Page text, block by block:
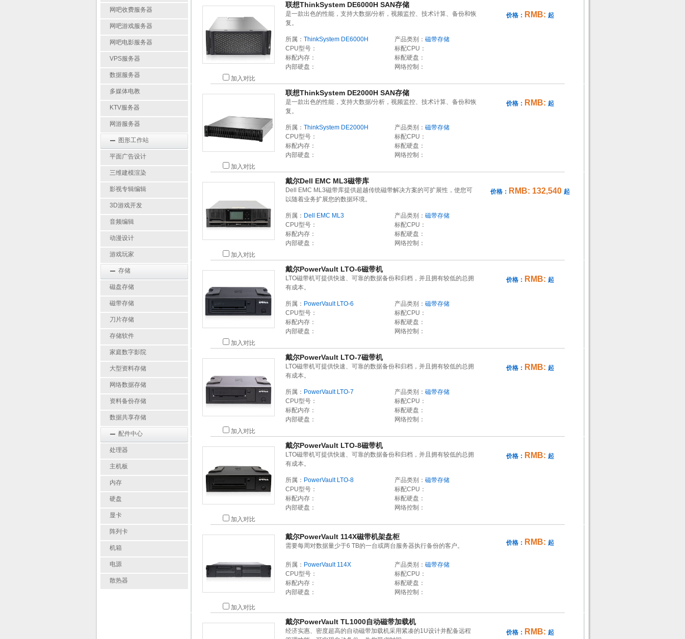
网吧收费服务器
网吧游戏服务器
网吧电影服务器
VPS服务器
数据服务器
多媒体电教
KTV服务器
网游服务器
图形工作站
平面广告设计
三维建模渲染
影视专辑编辑
3D游戏开发
音频编辑
动漫设计
游戏玩家
存储
磁盘存储
磁带存储
刀片存储
存储软件
家庭数字影院
大型资料存储
网络数据存储
资料备份存储
数据共享存储
配件中心
处理器
主机板
内存
硬盘
显卡
阵列卡
机箱
电源
散热器
加入对比
联想ThinkSystem DE6000H SAN存储
价格： RMB: 起
是一款出色的性能，支持大数据/分析，视频监控、技术计算、备份和恢
复。
所属： ThinkSystem DE6000H 产品类别： 磁带存储
CPU型号：
标配CPU：
标配内存：
标配硬盘：
内部硬盘：
网络控制：
加入对比
联想ThinkSystem DE2000H SAN存储
价格： RMB: 起
是一款出色的性能，支持大数据/分析，视频监控、技术计算、备份和恢
复。
所属： ThinkSystem DE2000H 产品类别： 磁带存储
CPU型号：
标配CPU：
标配内存：
标配硬盘：
内部硬盘：
网络控制：
加入对比
戴尔Dell EMC ML3磁带库
价格： RMB: 132,540 起
Dell EMC ML3磁带库提供超越传统磁带解决方案的可扩展性，使您可
以随着业务扩展您的数据环境。
所属： Dell EMC ML3 产品类别： 磁带存储
CPU型号：
标配CPU：
标配内存：
标配硬盘：
内部硬盘：
网络控制：
加入对比
戴尔PowerVault LTO-6磁带机
价格： RMB: 起
LTO磁带机可提供快速、可靠的数据备份和归档，并且拥有较低的总拥
有成本。
所属： PowerVault LTO-6 产品类别： 磁带存储
CPU型号：
标配CPU：
标配内存：
标配硬盘：
内部硬盘：
网络控制：
加入对比
戴尔PowerVault LTO-7磁带机
价格： RMB: 起
LTO磁带机可提供快速、可靠的数据备份和归档，并且拥有较低的总拥
有成本。
所属： PowerVault LTO-7 产品类别： 磁带存储
CPU型号：
标配CPU：
标配内存：
标配硬盘：
内部硬盘：
网络控制：
加入对比
戴尔PowerVault LTO-8磁带机
价格： RMB: 起
LTO磁带机可提供快速、可靠的数据备份和归档，并且拥有较低的总拥
有成本。
所属： PowerVault LTO-8 产品类别： 磁带存储
CPU型号：
标配CPU：
标配内存：
标配硬盘：
内部硬盘：
网络控制：
加入对比
戴尔PowerVault 114X磁带机架盘柜
价格： RMB: 起
需要每周对数据量少于6 TB的一台或两台服务器执行备份的客户。
所属： PowerVault 114X 产品类别： 磁带存储
CPU型号：
标配CPU：
标配内存：
标配硬盘：
内部硬盘：
网络控制：
戴尔PowerVault TL1000自动磁带加载机
价格： RMB: 起
经济实惠、密度超高的自动磁带加载机采用紧凑的1U设计并配备远程